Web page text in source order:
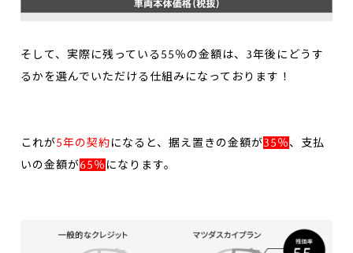
そして、実際に残っている55％の金額は、3年後にどうす
るかを選んでいただける仕組みになっております！
これが5年の契約になると、据え置きの金額が35％、支払
いの金額が65％ になります。